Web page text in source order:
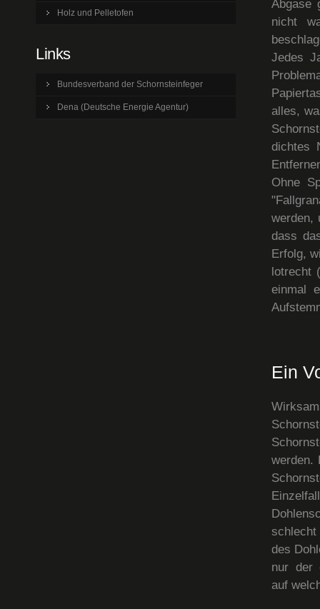
Abgase
nicht
Jedes
alles,
dichtes
Ohne
werden,
dass
Erfolg,
lotrecht
einmal
Ein
werden.
schlecht
des
nur der
auf
Holz und Pelletofen
Links
Bundesverband der Schornsteinfeger
Dena (Deutsche Energie Agentur)